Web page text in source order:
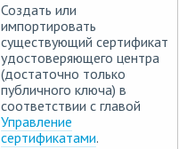
Создать или
импортировать
существующий сертификат
удостоверяющего центра
(достаточно только
публичного ключа) в
соответствии с главой
Управление
сертификатами.